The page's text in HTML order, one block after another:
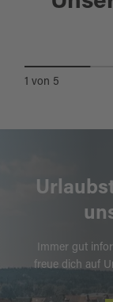
1 von 5
Immer gut
freue dich auf